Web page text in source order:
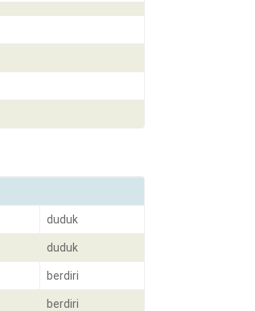
duduk
duduk
berdiri
berdiri